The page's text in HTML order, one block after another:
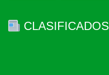
CLASIFICADOS